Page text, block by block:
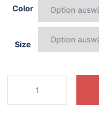
Color
Size
penguin
Menge